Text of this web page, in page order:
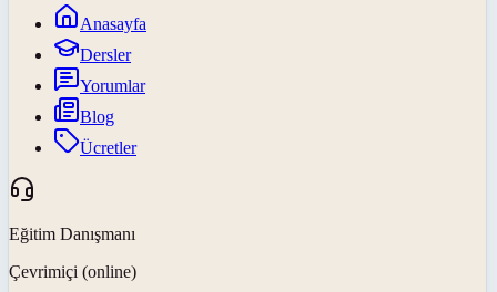
Anasayfa
Dersler
Yorumlar
Blog
Ücretler
Eğitim Danışmanı
Çevrimiçi (online)